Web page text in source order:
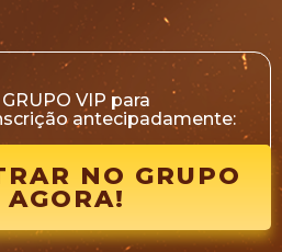
VIP para
antecipadamente:
NO GRUPO